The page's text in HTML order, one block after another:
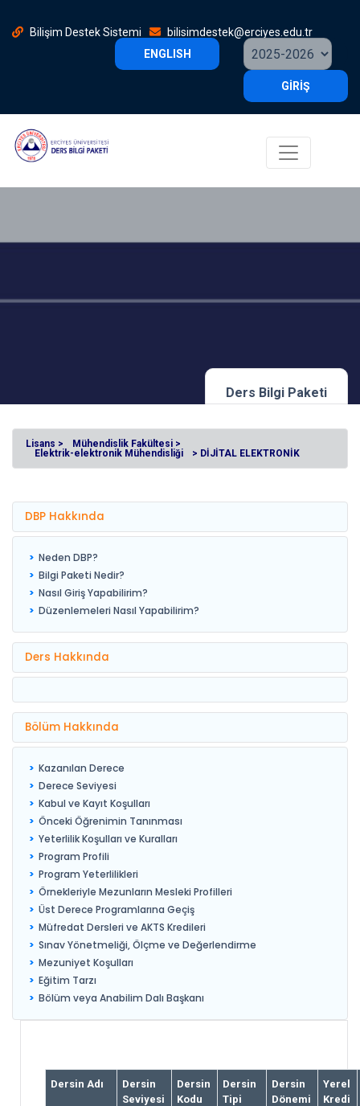
Bilişim Destek Sistemi
bilisimdestek@erciyes.edu.tr
ENGLISH
GİRİŞ
Ders Bilgi Paketi
Lisans >
Mühendislik Fakültesi >
Elektrik-elektronik Mühendisliği
> DİJİTAL ELEKTRONİK
DBP Hakkında
Neden DBP?
Bilgi Paketi Nedir?
Nasıl Giriş Yapabilirim?
Düzenlemeleri Nasıl Yapabilirim?
Ders Hakkında
Bölüm Hakkında
Kazanılan Derece
Derece Seviyesi
Kabul ve Kayıt Koşulları
Önceki Öğrenimin Tanınması
Yeterlilik Koşulları ve Kuralları
Program Profili
Program Yeterlilikleri
Örnekleriyle Mezunların Mesleki Profilleri
Üst Derece Programlarına Geçiş
Müfredat Dersleri ve AKTS Kredileri
Sınav Yönetmeliği, Ölçme ve Değerlendirme
Mezuniyet Koşulları
Eğitim Tarzı
Bölüm veya Anabilim Dalı Başkanı
Dersin Adı
Dersin
Seviyesi
Dersin
Kodu
Dersin
Tipi
Dersin
Dönemi
Yerel
Kredi